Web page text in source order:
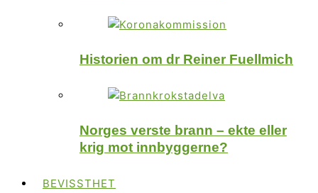
Historien om dr Reiner Fuellmich
Norges verste brann – ekte eller
krig mot innbyggerne?
BEVISSTHET